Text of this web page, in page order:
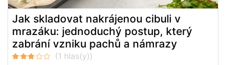
Jak skladovat nakrájenou cibuli v
mrazáku: jednoduchý postup, který
zabrání vzniku pachů a námrazy